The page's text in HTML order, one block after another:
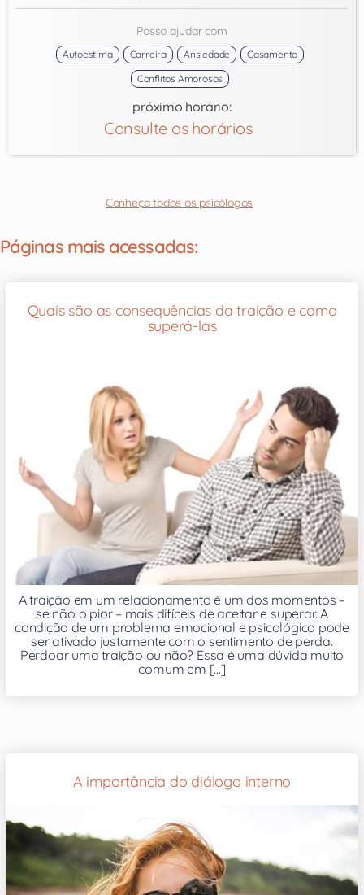
Posso ajudar com
Autoestima Carreira Ansiedade
Casamento
Conflitos Amorosos
próximo horário:
Consulte os horários
Conheça todos os psicólogos
Páginas mais acessadas:
Quais são as consequências da traição e como
superá-las
A traição em um relacionamento é um dos momentos –
se não o pior – mais difíceis de aceitar e superar. A
condição de um problema emocional e psicológico pode
ser ativado justamente com o sentimento de perda.
Perdoar uma traição ou não? Essa é uma dúvida muito
comum em [...]
A importância do diálogo interno